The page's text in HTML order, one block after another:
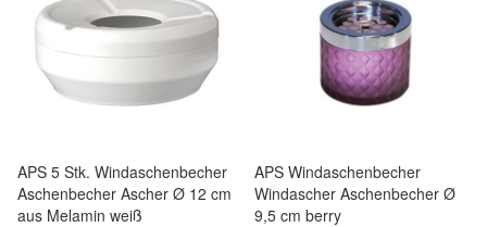
APS 5 Stk. Windaschenbecher
Aschenbecher Ascher Ø 12 cm
aus Melamin weiß
APS Windaschenbecher
Windascher Aschenbecher Ø
9,5 cm berry